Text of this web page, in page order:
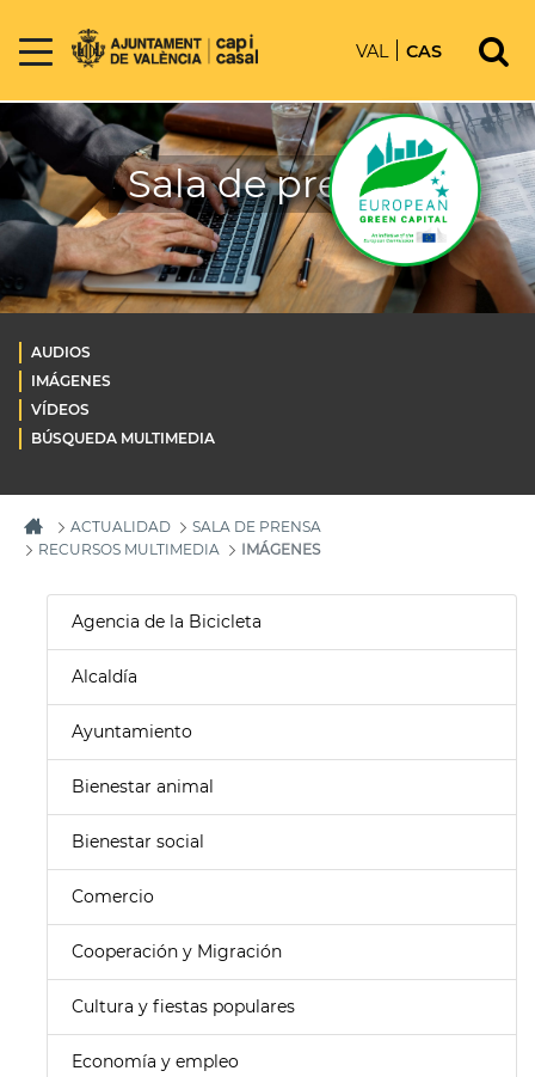
VAL CAS
Sala de prensa
AUDIOS
IMÁGENES
VÍDEOS
BÚSQUEDA MULTIMEDIA
ACTUALIDAD
SALA DE PRENSA
RECURSOS MULTIMEDIA
IMÁGENES
Agencia de la Bicicleta
Alcaldía
Ayuntamiento
Bienestar animal
Bienestar social
Comercio
Cooperación y Migración
Cultura y fiestas populares
Economía y empleo